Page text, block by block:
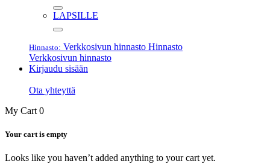
LAPSILLE
Hinnasto: Verkkosivun hinnasto Hinnasto
Verkkosivun hinnasto
Kirjaudu sisään
Ota yhteyttä
My Cart 0
Your cart is empty
Looks like you haven’t added anything to your cart yet.